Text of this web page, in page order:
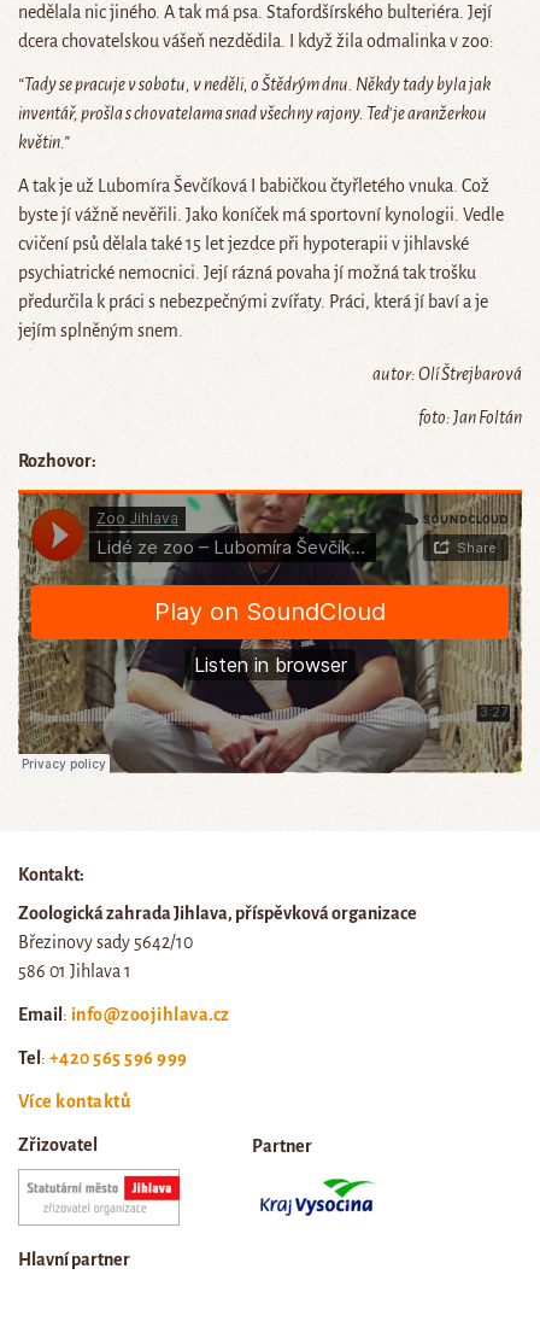
nedělala nic jiného. A tak má psa. Stafordšírského bulteriéra. Její
dcera chovatelskou vášeň nezdědila. I když žila odmalinka v zoo:
“Tady se pracuje v sobotu, v neděli, o Štědrým dnu. Někdy tady byla jak
inventář, prošla s chovatelama snad všechny rajony. Teď je aranžerkou
květin.”
A tak je už Lubomíra Ševčíková I babičkou čtyřletého vnuka. Což
byste jí vážně nevěřili. Jako koníček má sportovní kynologii. Vedle
cvičení psů dělala také 15 let jezdce při hypoterapii v jihlavské
psychiatrické nemocnici. Její rázná povaha jí možná tak trošku
předurčila k práci s nebezpečnými zvířaty. Práci, která jí baví a je
jejím splněným snem.
autor: Olí Štrejbarová
foto: Jan Foltán
Rozhovor:
Kontakt:
Zoologická zahrada Jihlava, příspěvková organizace
Březinovy sady 5642/10
586 01 Jihlava 1
Email : info@zoojihlava.cz
Tel : +420 565 596 999
Více kontaktů
Zřizovatel Partner
Hlavní partner